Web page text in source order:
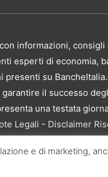
informazioni,
esperti di economia,
presenti su
garantire il successo
una testata
Legali - Disclaimer
e di marketing,